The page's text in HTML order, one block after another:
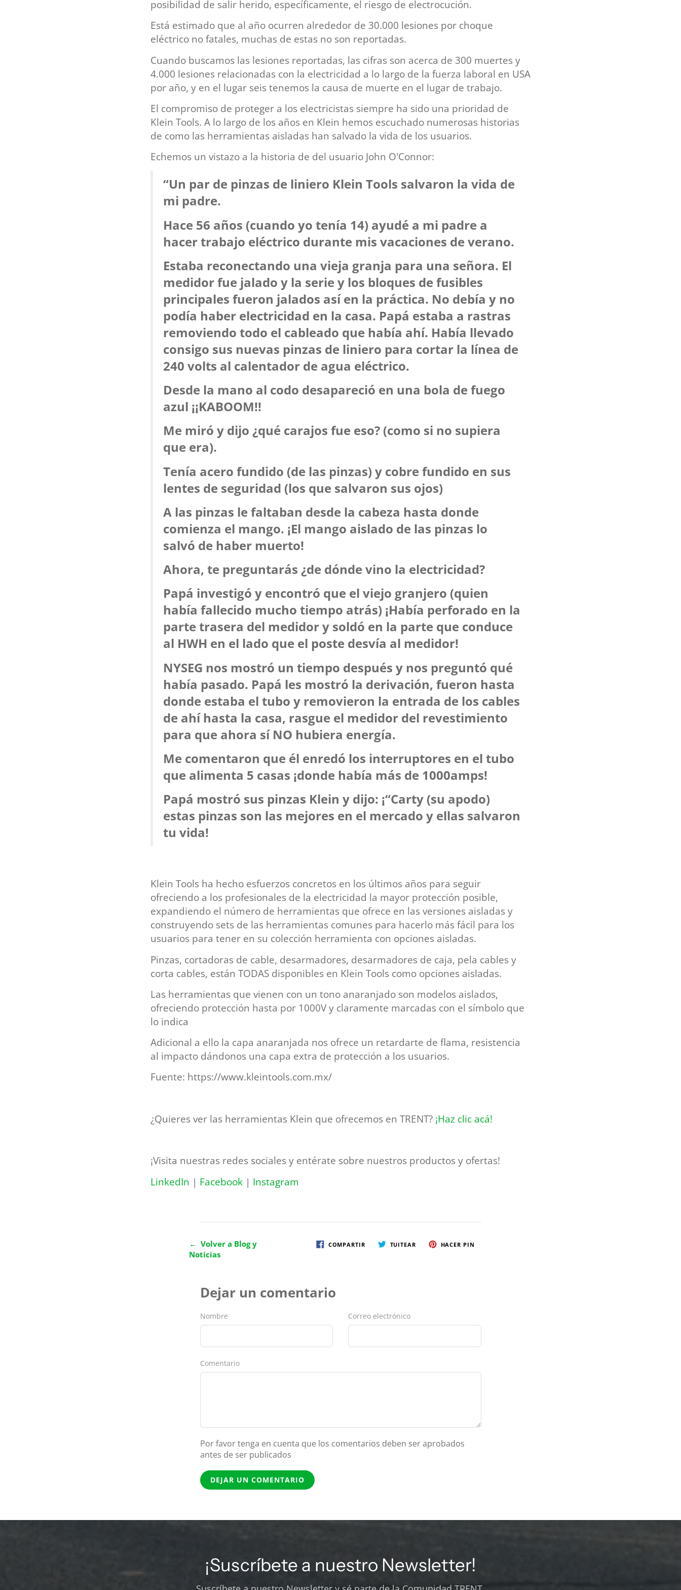
ferretería
Estructuras, postes y anclas
Herramientas y maquinaria
Switches y fusibles
REPROEL
posibilidad de salir herido, específicamente, el riesgo de electrocución.
Está estimado que al año ocurren alrededor de 30.000 lesiones por choque
eléctrico no fatales, muchas de estas no son reportadas.
Cuando buscamos las lesiones reportadas, las cifras son acerca de 300 muertes y
4.000 lesiones relacionadas con la electricidad a lo largo de la fuerza laboral en USA
por año, y en el lugar seis tenemos la causa de muerte en el lugar de trabajo.
El compromiso de proteger a los electricistas siempre ha sido una prioridad de
Klein Tools. A lo largo de los años en Klein hemos escuchado numerosas historias
de como las herramientas aisladas han salvado la vida de los usuarios.
Echemos un vistazo a la historia de del usuario John O'Connor:
“Un par de pinzas de liniero Klein Tools salvaron la vida de
mi padre.
Hace 56 años (cuando yo tenía 14) ayudé a mi padre a
hacer trabajo eléctrico durante mis vacaciones de verano.
Estaba reconectando una vieja granja para una señora. El
medidor fue jalado y la serie y los bloques de fusibles
principales fueron jalados así en la práctica. No debía y no
podía haber electricidad en la casa. Papá estaba a rastras
removiendo todo el cableado que había ahí. Había llevado
consigo sus nuevas pinzas de liniero para cortar la línea de
240 volts al calentador de agua eléctrico.
Desde la mano al codo desapareció en una bola de fuego
azul ¡¡KABOOM!!
Me miró y dijo ¿qué carajos fue eso? (como si no supiera
que era).
Tenía acero fundido (de las pinzas) y cobre fundido en sus
lentes de seguridad (los que salvaron sus ojos)
A las pinzas le faltaban desde la cabeza hasta donde
comienza el mango. ¡El mango aislado de las pinzas lo
salvó de haber muerto!
Ahora, te preguntarás ¿de dónde vino la electricidad?
Papá investigó y encontró que el viejo granjero (quien
había fallecido mucho tiempo atrás) ¡Había perforado en la
parte trasera del medidor y soldó en la parte que conduce
al HWH en el lado que el poste desvía al medidor!
NYSEG nos mostró un tiempo después y nos preguntó qué
había pasado. Papá les mostró la derivación, fueron hasta
donde estaba el tubo y removieron la entrada de los cables
de ahí hasta la casa, rasgue el medidor del revestimiento
para que ahora sí NO hubiera energía.
Me comentaron que él enredó los interruptores en el tubo
que alimenta 5 casas ¡donde había más de 1000amps!
Papá mostró sus pinzas Klein y dijo: ¡“Carty (su apodo)
estas pinzas son las mejores en el mercado y ellas salvaron
tu vida!
Klein Tools ha hecho esfuerzos concretos en los últimos años para seguir
ofreciendo a los profesionales de la electricidad la mayor protección posible,
expandiendo el número de herramientas que ofrece en las versiones aisladas y
construyendo sets de las herramientas comunes para hacerlo más fácil para los
usuarios para tener en su colección herramienta con opciones aisladas.
Pinzas, cortadoras de cable, desarmadores, desarmadores de caja, pela cables y
corta cables, están TODAS disponibles en Klein Tools como opciones aisladas.
Las herramientas que vienen con un tono anaranjado son modelos aislados,
ofreciendo protección hasta por 1000V y claramente marcadas con el símbolo que
lo indica
Adicional a ello la capa anaranjada nos ofrece un retardarte de flama, resistencia
al impacto dándonos una capa extra de protección a los usuarios.
Fuente: https://www.kleintools.com.mx/
¿Quieres ver las herramientas Klein que ofrecemos en TRENT? ¡Haz clic acá!
¡Visita nuestras redes sociales y entérate sobre nuestros productos y ofertas!
LinkedIn | Facebook | Instagram
← Volver a Blog y
Noticias
COMPARTIR TUITEAR HACER PIN
Dejar un comentario
Nombre Correo electrónico
Comentario
Por favor tenga en cuenta que los comentarios deben ser aprobados
antes de ser publicados
DEJAR UN COMENTARIO
¡Suscríbete a nuestro Newsletter!